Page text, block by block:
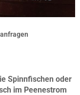
Spinnfischen oder
im Peenestrom